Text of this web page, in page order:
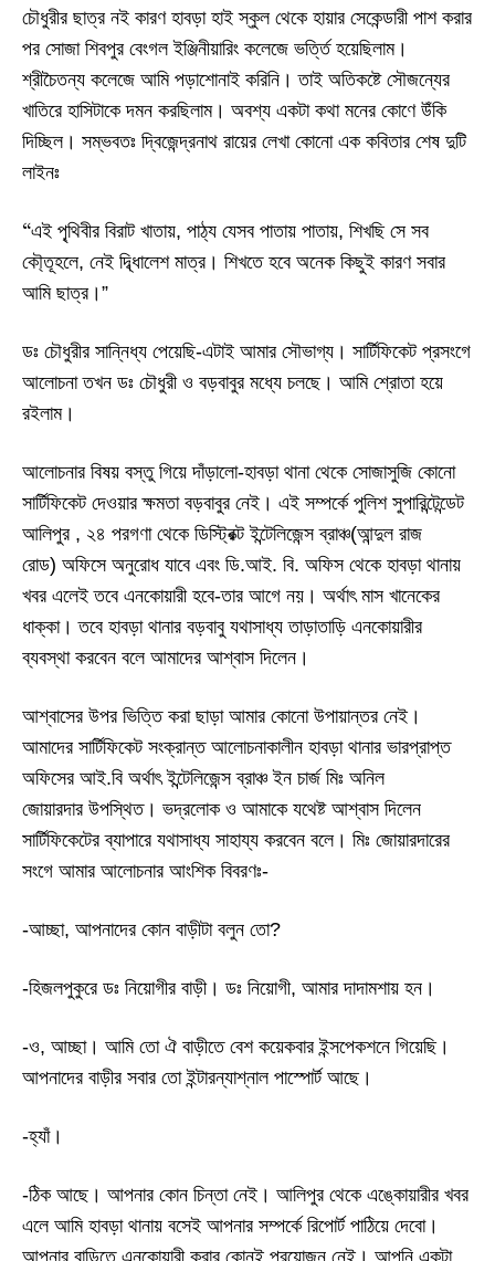
চৌধুরীর ছাত্র নই কারণ হাবড়া হাই স্কুল থেকে হায়ার সেকেন্ডারী পাশ করার
পর সোজা শিবপুর বেংগল ইঞ্জিনীয়ারিং কলেজে ভর্ত্তি হয়েছিলাম।
শ্রীচৈতন্য কলেজে আমি পড়াশোনাই করিনি। তাই অতিকষ্টে সৌজন্যের
খাতিরে হাসিটাকে দমন করছিলাম। অবশ্য একটা কথা মনের কোণে উঁকি
দিচ্ছিল। সম্ভবতঃ দ্বিজেন্দ্রনাথ রায়ের লেখা কোনো এক কবিতার শেষ দুটি
লাইনঃ
“এই পৃ্থিবীর বিরাট খাতায়, পাঠ্য যেসব পাতায় পাতায়, শিখছি সে সব
কৌ্তূহলে, নেইদ্বি্ধালেশ মাত্র। শিখতে হবে অনেক কিছুই কারণ সবার
আমি ছাত্র।”
ডঃ চৌধুরীর সান্নিধ্য পেয়েছি-এটাই আমার সৌভাগ্য। সার্টিফিকেট প্রসংগে
আলোচনা তখন ডঃ চৌধুরী ও বড়বাবুর মধ্যে চলছে। আমি শ্রোতা হয়ে
রইলাম।
আলোচনার বিষয় বস্তু গিয়ে দাঁড়ালো-হাবড়া থানা থেকে সোজাসুজি কোনো
সার্টিফিকেট দেওয়ার ক্ষমতা বড়বাবুর নেই। এই সম্পর্কে পুলিশ সুপারিন্টেন্ডেট
আলিপুর , ২৪ পরগণা থেকে ডিস্ট্রিক্ট ইন্টেলিজেন্স ব্রাঞ্চ(আন্দুল রাজ
রোড) অফিসে অনুরোধ যাবে এবং ডি.আই. বি. অফিস থেকে হাবড়া থানায়
খবর এলেই তবে এনকোয়ারী হবে-তার আগে নয়। অর্থাৎ মাস খানেকের
ধাক্কা। তবে হাবড়া থানার বড়বাবু যথাসাধ্য তাড়াতাড়ি এনকোয়ারীর
ব্যবস্থা করবেন বলে আমাদের আশ্বাস দিলেন।
আশ্বাসের উপর ভিত্তি করা ছাড়া আমার কোনো উপায়ান্তর নেই।
আমাদের সার্টিফিকেট সংক্রান্ত আলোচনাকালীন হাবড়া থানার ভারপ্রাপ্ত
অফিসের আই.বি অর্থাৎইন্টেলিজেন্সব্রাঞ্চইন চার্জ মিঃ অনিল
জোয়ারদার উপস্থিত। ভদ্রলোক ও আমাকে যথেষ্ট আশ্বাস দিলেন
সার্টিফিকেটের ব্যাপারে যথাসাধ্য সাহায্য করবেন বলে। মিঃ জোয়ারদারের
সংগে আমার আলোচনার আংশিক বিবরণঃ-
-আচ্ছা, আপনাদের কোন বাড়ীটা বলুন তো?
-হিজলপুকুরে ডঃ নিয়োগীর বাড়ী। ডঃ নিয়োগী, আমার দাদামশায় হন।
-ও, আচ্ছা। আমি তো ঐ বাড়ীতে বেশ কয়েকবার ইন্সপেকশনে গিয়েছি।
আপনাদের বাড়ীর সবার তো ইন্টারন্যাশ্নাল পাস্পোর্ট আছে।
-হ্যাঁ।
-ঠিক আছে। আপনার কোন চিন্তা নেই। আলিপুর থেকে এঙ্কোয়ারীর খবর
এলে আমি হাবড়া থানায় বসেই আপনার সম্পর্কে রিপোর্ট পাঠিয়ে দেবো।